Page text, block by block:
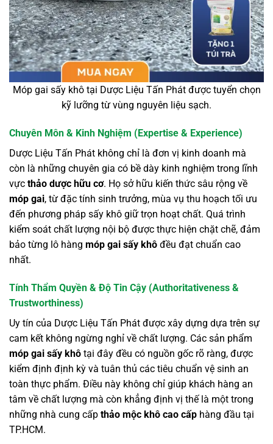
Móp gai sấy khô tại Dược Liệu Tấn Phát được tuyển chọn
kỹ lưỡng từ vùng nguyên liệu sạch.
Chuyên Môn & Kinh Nghiệm (Expertise & Experience)
Dược Liệu Tấn Phát không chỉ là đơn vị kinh doanh mà
còn là những chuyên gia có bề dày kinh nghiệm trong lĩnh
vực thảo dược hữu cơ. Họ sở hữu kiến thức sâu rộng về
móp gai, từ đặc tính sinh trưởng, mùa vụ thu hoạch tối ưu
đến phương pháp sấy khô giữ trọn hoạt chất. Quá trình
kiểm soát chất lượng nội bộ được thực hiện chặt chẽ, đảm
bảo từng lô hàng móp gai sấy khô đều đạt chuẩn cao
nhất.
Tính Thẩm Quyền & Độ Tin Cậy (Authoritativeness &
Trustworthiness)
Uy tín của Dược Liệu Tấn Phát được xây dựng dựa trên sự
cam kết không ngừng nghỉ về chất lượng. Các sản phẩm
móp gai sấy khô tại đây đều có nguồn gốc rõ ràng, được
kiểm định định kỳ và tuân thủ các tiêu chuẩn vệ sinh an
toàn thực phẩm. Điều này không chỉ giúp khách hàng an
tâm về chất lượng mà còn khẳng định vị thế là một trong
những nhà cung cấp thảo mộc khô cao cấp hàng đầu tại
TP.HCM.